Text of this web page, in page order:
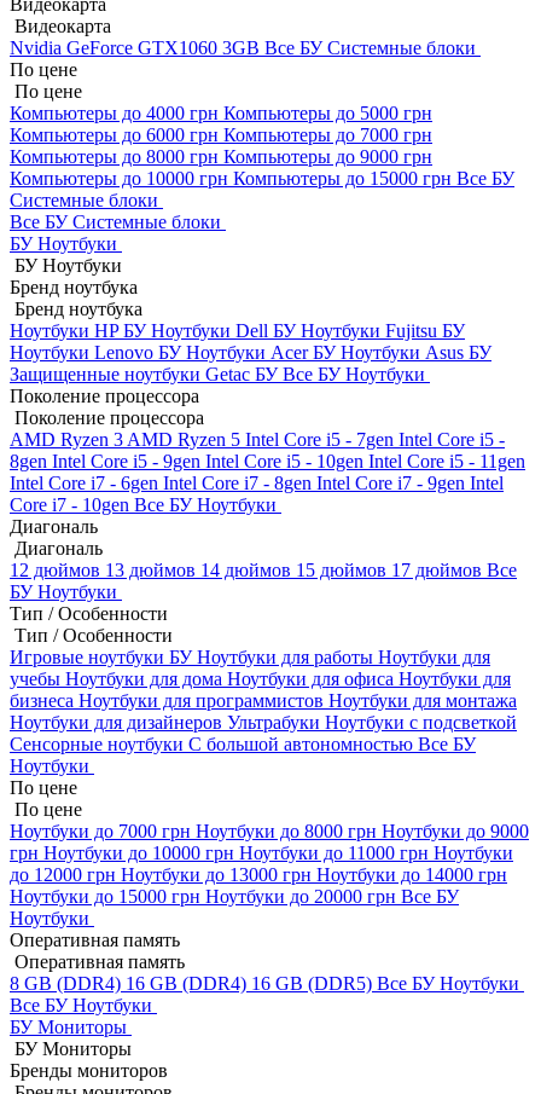
Видеокарта
Видеокарта
Nvidia GeForce GTX1060 3GB Все БУ Системные блоки
По цене
По цене
Компьютеры до 4000 грн Компьютеры до 5000 грн
Компьютеры до 6000 грн Компьютеры до 7000 грн
Компьютеры до 8000 грн Компьютеры до 9000 грн
Компьютеры до 10000 грн Компьютеры до 15000 грн Все БУ
Системные блоки
Все БУ Системные блоки
БУ Ноутбуки
БУ Ноутбуки
Бренд ноутбука
Бренд ноутбука
Ноутбуки HP БУНоутбуки Dell БУНоутбуки Fujitsu БУ
Ноутбуки Lenovo БУНоутбуки Acer БУНоутбуки Asus БУ
Защищенные ноутбуки Getac БУВсе БУ Ноутбуки
Поколение процессора
Поколение процессора
AMD Ryzen 3 AMD Ryzen 5 Intel Core i5 - 7gen Intel Core i5 -
8gen Intel Core i5 - 9gen Intel Core i5 - 10gen Intel Core i5 - 11gen
Intel Core i7 - 6gen Intel Core i7 - 8gen Intel Core i7 - 9gen Intel
Core i7 - 10gen Все БУ Ноутбуки
Диагональ
Диагональ
12 дюймов 13 дюймов 14 дюймов 15 дюймов 17 дюймов Все
БУ Ноутбуки
Тип / Особенности
Тип / Особенности
Игровые ноутбуки БУНоутбуки для работы Ноутбуки для
учебы Ноутбуки для дома Ноутбуки для офиса Ноутбуки для
бизнеса Ноутбуки для программистов Ноутбуки для монтажа
Ноутбуки для дизайнеров Ультрабуки Ноутбуки с подсветкой
Сенсорные ноутбуки С большой автономностью Все БУ
Ноутбуки
По цене
По цене
Ноутбуки до 7000 грн Ноутбуки до 8000 грн Ноутбуки до 9000
грн Ноутбуки до 10000 грн Ноутбуки до 11000 грн Ноутбуки
до 12000 грн Ноутбуки до 13000 грн Ноутбуки до 14000 грн
Ноутбуки до 15000 грн Ноутбуки до 20000 грн Все БУ
Ноутбуки
Оперативная память
Оперативная память
8 GB (DDR4) 16 GB (DDR4) 16 GB (DDR5) Все БУ Ноутбуки
Все БУ Ноутбуки
БУ Мониторы
БУ Мониторы
Бренды мониторов